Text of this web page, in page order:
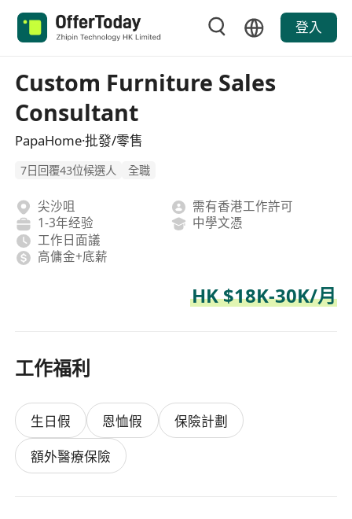
登入
Custom Furniture Sales
Consultant
PapaHome·批發/零售
7日回覆43位候選人 全職
尖沙咀
需有香港工作許可
1-3年经验
中學文憑
工作日面議
高傭金+底薪
HK $18K-30K/月
工作福利
生日假 恩恤假
保險計劃
額外醫療保險